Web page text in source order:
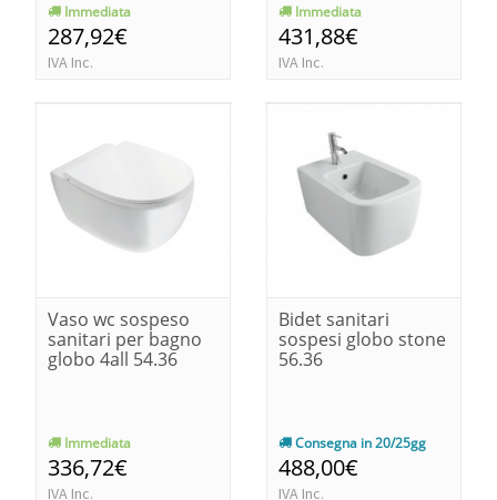
Immediata
287,92€
IVA Inc.
Immediata
431,88€
IVA Inc.
Vaso wc sospeso
sanitari per bagno
globo 4all 54.36
Immediata
336,72€
IVA Inc.
Bidet sanitari
sospesi globo stone
56.36
Consegna in 20/25gg
488,00€
IVA Inc.